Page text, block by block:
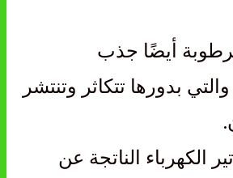
أيضًا جذب
بدورها تتكاثر وتنتشر
الكهرباء الناتجة عن